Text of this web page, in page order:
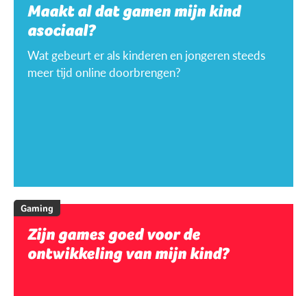
Maakt al dat gamen mijn kind
asociaal?
Wat gebeurt er als kinderen en jongeren steeds
meer tijd online doorbrengen?
Gaming
Zijn games goed voor de
ontwikkeling van mijn kind?